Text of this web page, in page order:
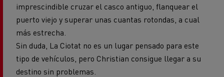
imprescindible cruzar el casco antiguo, flanquear el
puerto viejo y superar unas cuantas rotondas, a cual
más estrecha.
Sin duda, La Ciotat no es un lugar pensado para este
tipo de vehículos, pero Christian consigue llegar a su
destino sin problemas.